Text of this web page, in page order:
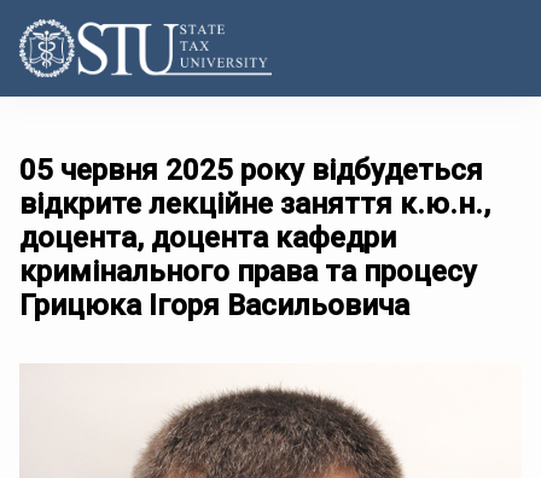
05 червня 2025 року відбудеться
відкрите лекційне заняття к.ю.н.,
доцента, доцента кафедри
кримінального права та процесу
Грицюка Ігоря Васильовича